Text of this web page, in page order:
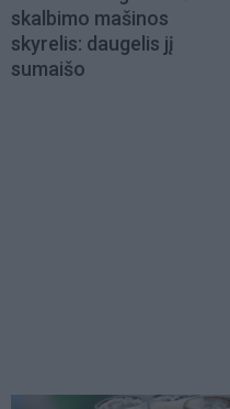
skalbimo mašinos
skyrelis: daugelis jį
sumaišo